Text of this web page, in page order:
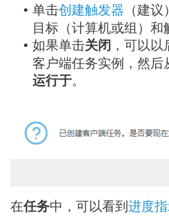
• 单击创建触发器 （建
目标（计算机或组）和
• 如果单击关闭 ，可以
客户端任务实例，然后
运行于。
在任务中，可以看到进度